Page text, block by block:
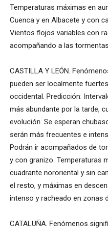
Temperaturas máximas en
Cuenca y en Albacete y con
Vientos flojos variables con
acompañando a las
CASTILLA Y LEÓN.
pueden ser localmente
occidental. Predicción:
más abundante por la tarde,
evolución. Se esperan
serán más frecuentes e
Podrán ir acompañados de
y con granizo. Temperaturas
cuadrante nororiental y sin
el resto, y máximas en
intenso y racheado en zonas
CATALUÑA. Fenómenos